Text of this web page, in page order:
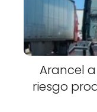
Arancel
riesgo